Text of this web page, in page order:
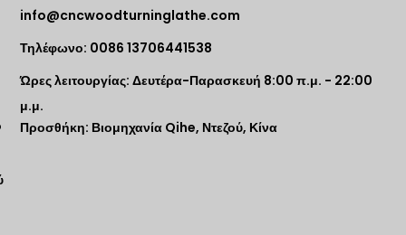
info@cncwoodturninglathe.com
Τηλέφωνο: 0086 13706441538
Ώρες λειτουργίας: Δευτέρα-Παρασκευή 8:00 π.μ. - 22:00
μ.μ.
Προσθήκη: Βιομηχανία Qihe, Ντεζού, Κίνα